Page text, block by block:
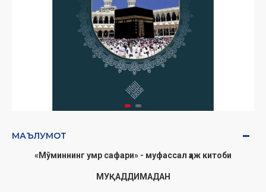
МАЪЛУМОТ
«Мўминнинг умр сафари» - муфассал ҳаж китоби
МУҚАДДИМАДАН